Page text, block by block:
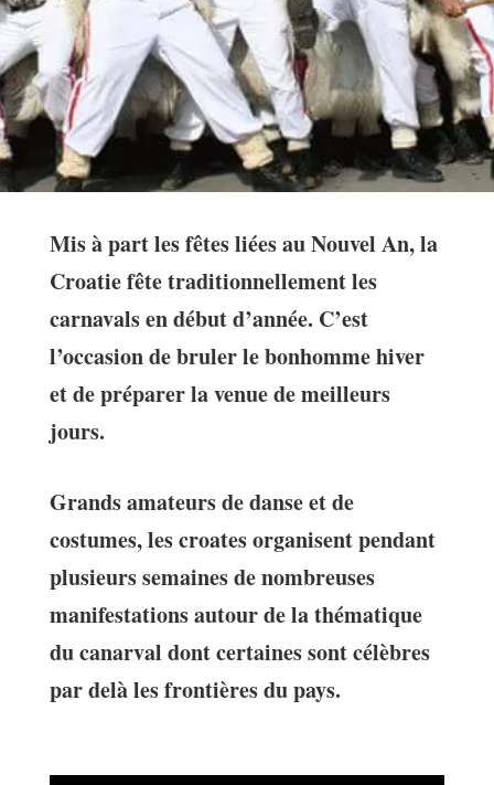
Mis à part les fêtes liées au Nouvel An, la
Croatie fête traditionnellement les
carnavals en début d’année. C’est
l’occasion de bruler le bonhomme hiver
et de préparer la venue de meilleurs
jours.
Grands amateurs de danse et de
costumes, les croates organisent pendant
plusieurs semaines de nombreuses
manifestations autour de la thématique
du canarval dont certaines sont célèbres
par delà les frontières du pays.